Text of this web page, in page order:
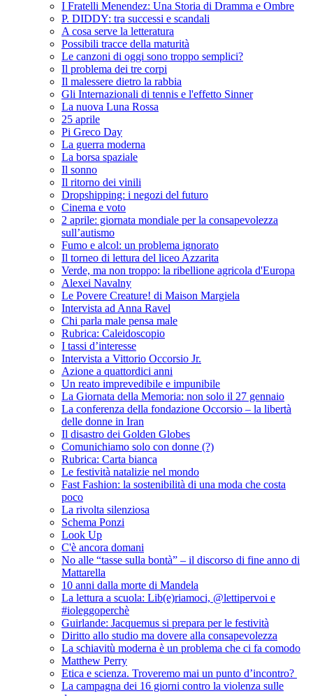
I Fratelli Menendez: Una Storia di Dramma e Ombre
P. DIDDY: tra successi e scandali
A cosa serve la letteratura
Possibili tracce della maturità
Le canzoni di oggi sono troppo semplici?
Il problema dei tre corpi
Il malessere dietro la rabbia
Gli Internazionali di tennis e l'effetto Sinner
La nuova Luna Rossa
25 aprile
Pi Greco Day
La guerra moderna
La borsa spaziale
Il sonno
Il ritorno dei vinili
Dropshipping: i negozi del futuro
Cinema e voto
2 aprile: giornata mondiale per la consapevolezza
sull’autismo
Fumo e alcol: un problema ignorato
Il torneo di lettura del liceo Azzarita
Verde, ma non troppo: la ribellione agricola d'Europa
Alexei Navalny
Le Povere Creature! di Maison Margiela
Intervista ad Anna Ravel
Chi parla male pensa male
Rubrica: Caleidoscopio
I tassi d’interesse
Intervista a Vittorio Occorsio Jr.
Azione a quattordici anni
Un reato imprevedibile e impunibile
La Giornata della Memoria: non solo il 27 gennaio
La conferenza della fondazione Occorsio – la libertà
delle donne in Iran
Il disastro dei Golden Globes
Comunichiamo solo con donne (?)
Rubrica: Carta bianca
Le festività natalizie nel mondo
Fast Fashion: la sostenibilità di una moda che costa
poco
La rivolta silenziosa
Schema Ponzi
Look Up
C'è ancora domani
No alle “tasse sulla bontà” – il discorso di fine anno di
Mattarella
10 anni dalla morte di Mandela
La lettura a scuola: Lib(e)riamoci, @lettipervoi e
#ioleggoperchè
Guirlande: Jacquemus si prepara per le festività
Diritto allo studio ma dovere alla consapevolezza
La schiavitù moderna è un problema che ci fa comodo
Matthew Perry
Etica e scienza. Troveremo mai un punto d’incontro?
La campagna dei 16 giorni contro la violenza sulle